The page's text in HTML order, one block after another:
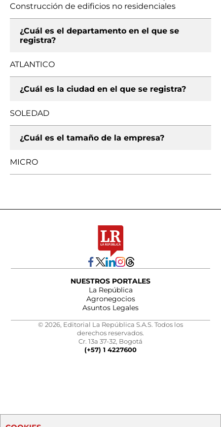
Construcción de edificios no residenciales
¿Cuál es el departamento en el que se
registra?
ATLANTICO
¿Cuál es la ciudad en el que se registra?
SOLEDAD
¿Cuál es el tamaño de la empresa?
MICRO
NUESTROS PORTALES
La República
Agronegocios
Asuntos Legales
© 2026, Editorial La República S.A.S. Todos los
derechos reservados.
Cr. 13a 37-32, Bogotá
(+57) 1 4227600